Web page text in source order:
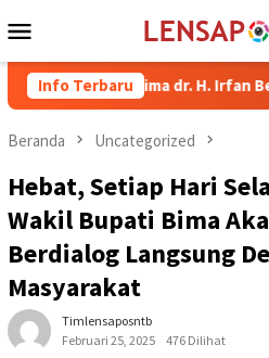
ke
Mobile
Info Terbaru
Bima dr. H. Irfan Bergabung di
Beranda Uncategorized
Hebat, Setiap Hari
Wakil Bupati Bima
Berdialog Langsung
Masyarakat
Timlensaposntb
Februari 25, 2025
476 Dilihat